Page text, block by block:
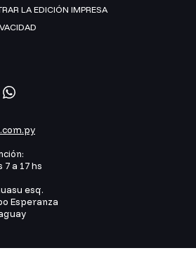
LA EDICIÓN IMPRESA
7 a 17 hs
esq.
Esperanza